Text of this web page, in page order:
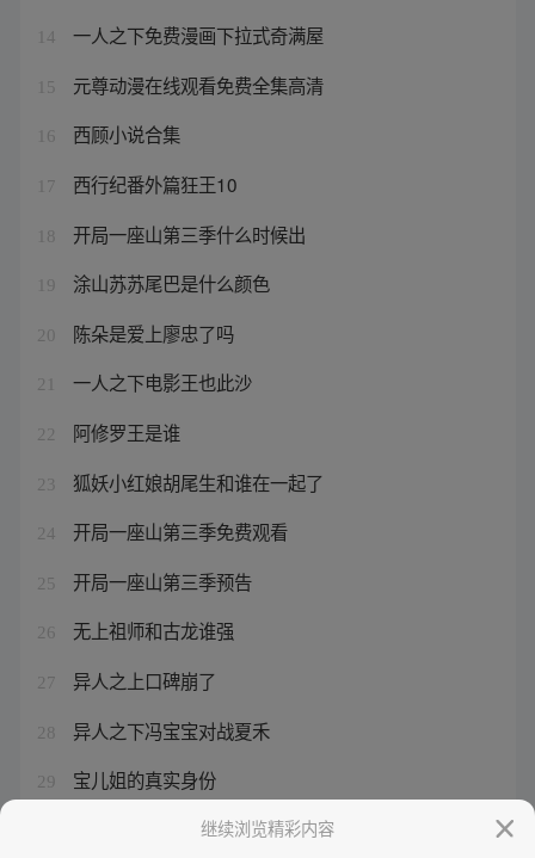
14 一人之下免费漫画下拉式奇满屋
15 元尊动漫在线观看免费全集高清
16 西顾小说合集
17 西行纪番外篇狂王10
18 开局一座山第三季什么时候出
19 涂山苏苏尾巴是什么颜色
20 陈朵是爱上廖忠了吗
21 一人之下电影王也此沙
22 阿修罗王是谁
23 狐妖小红娘胡尾生和谁在一起了
24 开局一座山第三季免费观看
25 开局一座山第三季预告
26 无上祖师和古龙谁强
27 异人之上口碑崩了
28 异人之下冯宝宝对战夏禾
29 宝儿姐的真实身份
谷歌浏览器下载不了文件怎么办
继续浏览精彩内容